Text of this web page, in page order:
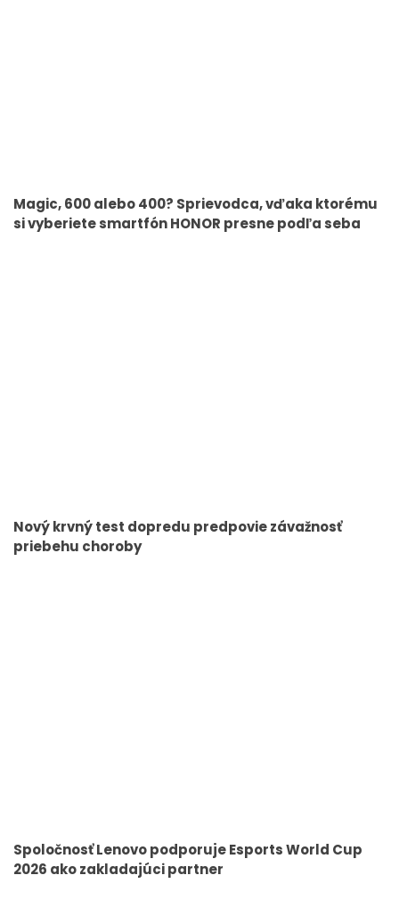
Magic, 600 alebo 400? Sprievodca, vďaka ktorému
si vyberiete smartfón HONOR presne podľa seba
Nový krvný test dopredu predpovie závažnosť
priebehu choroby
Spoločnosť Lenovo podporuje Esports World Cup
2026 ako zakladajúci partner